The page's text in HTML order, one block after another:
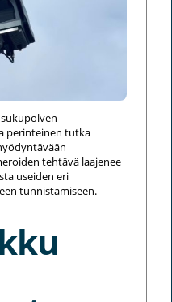
perinteinen tutka
tehtävä laajenee
useiden eri
tunnistamiseen.